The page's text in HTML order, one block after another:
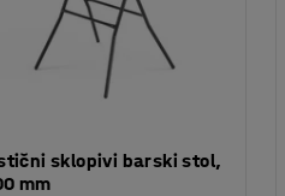
sklopivi barski stol,
mm